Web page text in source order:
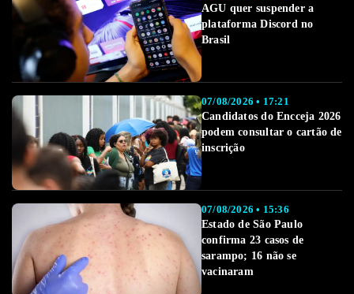
AGU quer suspender a
plataforma Discord no
Brasil
07/08/2026 • 17:21
Candidatos do Encceja 2026
podem consultar o cartão de
inscrição
07/08/2026 • 15:36
Estado de São Paulo
confirma 23 casos de
sarampo; 16 não se
vacinaram